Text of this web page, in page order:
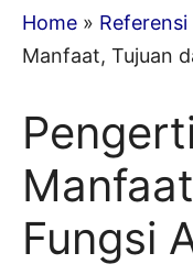
Home » Referensi
Manfaat, Tujuan
Fungsi